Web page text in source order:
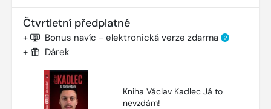
Čtvrtletní předplatné
+ Bonus navíc - elektronická verze zdarma ?
+ Dárek
Kniha Václav Kadlec Já to
nevzdám!